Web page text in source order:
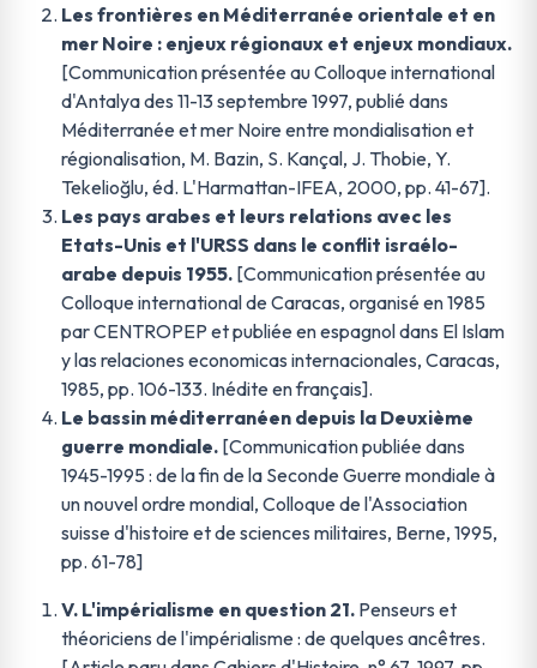
Les frontières en Méditerranée orientale et en
mer Noire : enjeux régionaux et enjeux mondiaux.
[Communication présentée au Colloque international
d'Antalya des 11-13 septembre 1997, publié dans
Méditerranée et mer Noire entre mondialisation et
régionalisation, M. Bazin, S. Kançal, J. Thobie, Y.
Tekelioğlu, éd. L'Harmattan-IFEA, 2000, pp. 41-67].
Les pays arabes et leurs relations avec les
Etats-Unis et l'URSS dans le conflit israélo-
arabe depuis 1955. [Communication présentée au
Colloque international de Caracas, organisé en 1985
par CENTROPEP et publiée en espagnol dans El Islam
y las relaciones economicas internacionales, Caracas,
1985, pp. 106-133. Inédite en français].
Le bassin méditerranéen depuis la Deuxième
guerre mondiale. [Communication publiée dans
1945-1995 : de la fin de la Seconde Guerre mondiale à
un nouvel ordre mondial, Colloque de l'Association
suisse d'histoire et de sciences militaires, Berne, 1995,
pp. 61-78]
V. L'impérialisme en question 21. Penseurs et
théoriciens de l'impérialisme : de quelques ancêtres.